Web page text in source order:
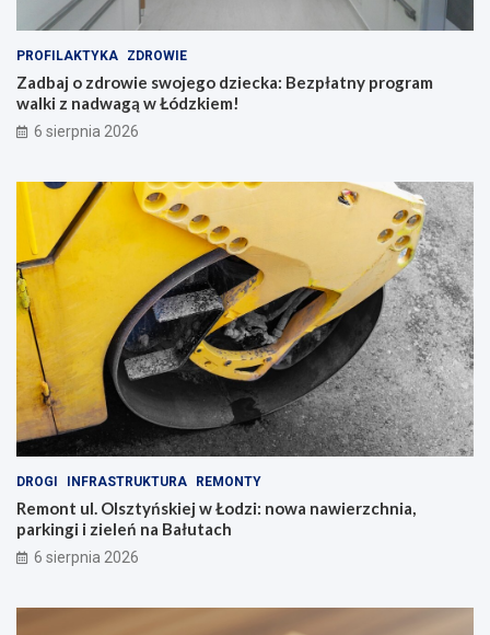
PROFILAKTYKA ZDROWIE
Zadbaj o zdrowie swojego dziecka: Bezpłatny program
walki z nadwagą w Łódzkiem!
6 sierpnia 2026
DROGI INFRASTRUKTURA REMONTY
Remont ul. Olsztyńskiej w Łodzi: nowa nawierzchnia,
parkingi i zieleń na Bałutach
6 sierpnia 2026